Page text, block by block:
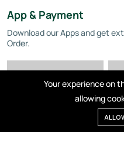
App & Payment
Download our Apps and get
Order.
Privacy policy
Your experience on
allowing